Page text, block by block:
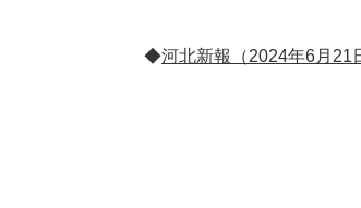
◆河北新報（2024年6月21